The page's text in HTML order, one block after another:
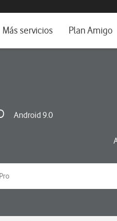
Más servicios Plan Amigo
Android 9.0